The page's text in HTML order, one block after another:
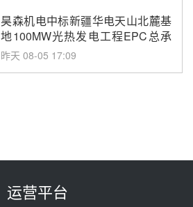
昊森机电中标新疆华电天山北麓基
地100MW光热发电工程EPC总承
包项目熔盐介质超声波流量计采购
昨天 08-05 17:09
电机组灵活性改造项目三元液态盐
运营平台